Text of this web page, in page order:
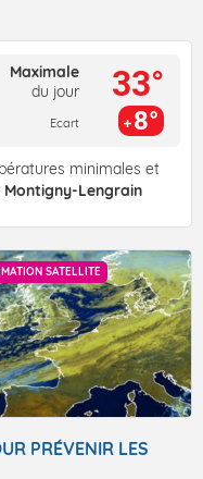
Maximale
du jour
Ecart
33°
8°
minimales et
Montigny-Lengrain
SATELLITE
PRÉVENIR LES